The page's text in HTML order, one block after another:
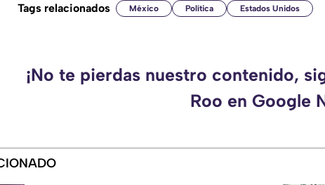
Tags relacionados México Política Estados Unidos
¡No te pierdas nuestro contenido,
Roo en Google